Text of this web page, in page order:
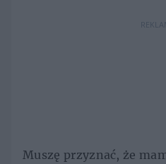
Muszę przyznać, że